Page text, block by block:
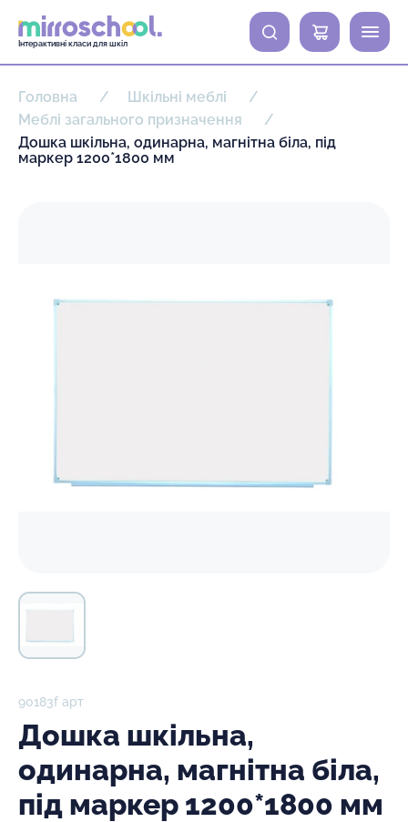
Інтерактивні класи для шкіл
0
Головна
Шкільні меблі
Меблі загального призначення
Дошка шкільна, одинарна, магнітна біла, під
маркер 1200*1800 мм
90183f арт
Дошка шкільна,
одинарна, магнітна біла,
під маркер 1200*1800 мм